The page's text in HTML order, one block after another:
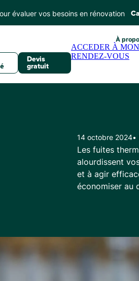
évaluer vos besoins en rénovation
À
Devis
gratuit
ACCEDER À
RENDEZ-VOUS
14 octobre 2024•
Les fuites
alourdissent
et à agir
économiser au